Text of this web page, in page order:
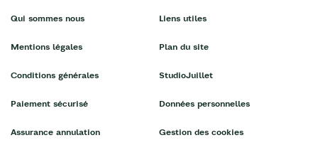
Qui sommes nous
Mentions légales
Conditions générales
Paiement sécurisé
Assurance annulation
Liens utiles
Plan du site
StudioJuillet
Données personnelles
Gestion des cookies